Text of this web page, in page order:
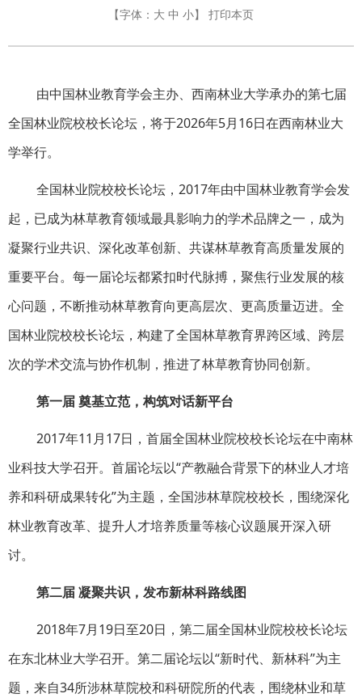
【字体： 大 中 小】 打印本页
由中国林业教育学会主办、西南林业大学承办的第七届
全国林业院校校长论坛，将于2026年5月16日在西南林业大
学举行。
全国林业院校校长论坛，2017年由中国林业教育学会发
起，已成为林草教育领域最具影响力的学术品牌之一，成为
凝聚行业共识、深化改革创新、共谋林草教育高质量发展的
重要平台。每一届论坛都紧扣时代脉搏，聚焦行业发展的核
心问题，不断推动林草教育向更高层次、更高质量迈进。全
国林业院校校长论坛，构建了全国林草教育界跨区域、跨层
次的学术交流与协作机制，推进了林草教育协同创新。
第一届 奠基立范，构筑对话新平台
2017年11月17日，首届全国林业院校校长论坛在中南林
业科技大学召开。首届论坛以“产教融合背景下的林业人才培
养和科研成果转化”为主题，全国涉林草院校校长，围绕深化
林业教育改革、提升人才培养质量等核心议题展开深入研
讨。
第二届 凝聚共识，发布新林科路线图
2018年7月19日至20日，第二届全国林业院校校长论坛
在东北林业大学召开。第二届论坛以“新时代、新林科”为主
题，来自34所涉林草院校和科研院所的代表，围绕林业和草